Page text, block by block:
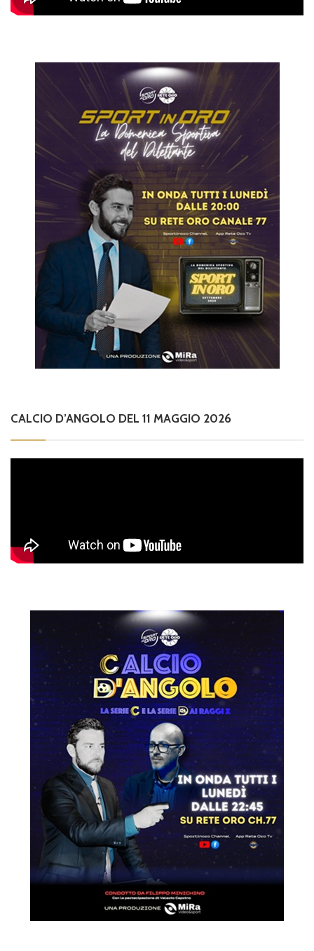
CALCIO D’ANGOLO DEL 11 MAGGIO 2026